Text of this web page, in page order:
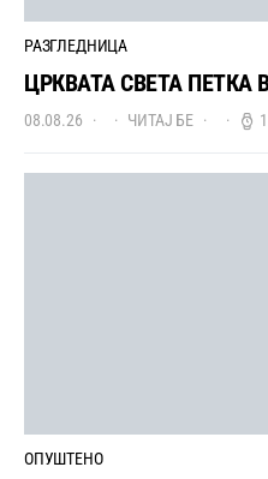
РАЗГЛЕДНИЦА
ЦРКВАТА СВЕТА ПЕТКА
08.08.26 ЧИТАЈ БЕ
ОПУШТЕНО